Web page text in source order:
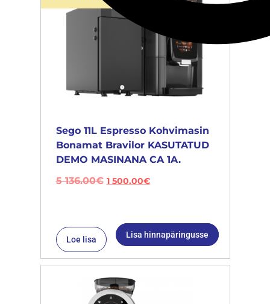
Sego 11L Espresso Kohvimasin
Bonamat Bravilor KASUTATUD
DEMO MASINANA CA 1A.
5 136.00€ 1 500.00€
Loe lisa Lisa hinnapäringusse